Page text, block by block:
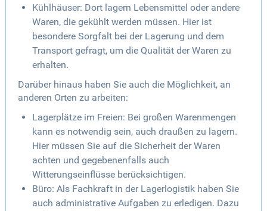
Kühlhäuser: Dort lagern Lebensmittel oder andere
Waren, die gekühlt werden müssen. Hier ist
besondere Sorgfalt bei der Lagerung und dem
Transport gefragt, um die Qualität der Waren zu
erhalten.
Darüber hinaus haben Sie auch die Möglichkeit, an
anderen Orten zu arbeiten:
Lagerplätze im Freien: Bei großen Warenmengen
kann es notwendig sein, auch draußen zu lagern.
Hier müssen Sie auf die Sicherheit der Waren
achten und gegebenenfalls auch
Witterungseinflüsse berücksichtigen.
Büro: Als Fachkraft in der Lagerlogistik haben Sie
auch administrative Aufgaben zu erledigen. Dazu